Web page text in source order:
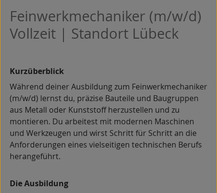
Feinwerkmechaniker (m/w/d)
Vollzeit | Standort Lübeck
Kurzüberblick
Während deiner Ausbildung zum Feinwerkmechaniker
(m/w/d) lernst du, präzise Bauteile und Baugruppen
aus Metall oder Kunststoff herzustellen und zu
montieren. Du arbeitest mit modernen Maschinen
und Werkzeugen und wirst Schritt für Schritt an die
Anforderungen eines vielseitigen technischen Berufs
herangeführt.
Die Ausbildung